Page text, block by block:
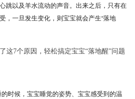
跳以及羊水流动的声音。出来之后，只有在
，一旦发生变化，则宝宝就会产生“落地
时候，宝宝睡觉的姿势、宝宝感受到的温